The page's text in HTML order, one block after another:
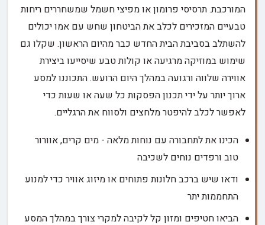
המורכבת. תרסיסי פרומון או מפיצי חשמל שמשחררים ריחות
טבעיים המזכירים לכלב את הביטחון שחש עם אמו יכולים
להשתלב בסביבת הבית החדש כבר מהיום הראשון. שקלו גם
שימוש במוזיקה מרגיעה או קולות טבע שיסייעו ביצירת
אווירה שלווה ורגועה במהלך היום הרועש. התכוננו למסע
ארוך יותר על ידי תכנון הפסקות כל שעה או שעות כדי
לאפשר לכלב להיפטר מלחצים ולסווח את הרגליים.
הכינו את לתחבורה עם נוחות מלאה - מים קרים, אוורור
טוב ורפדים נוחים לשכיבה
ודאו שיש ברכב חלונות פתוחים או מיזוג אוויר כדי למנוע
התחממות יתר
הביאו חטיפים ומזון קל לקיבה למקרי צורך במהלך המסע